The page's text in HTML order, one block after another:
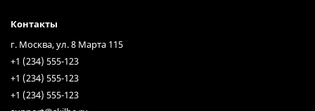
Контакты
г. Москва, ул. 8 Марта 115
+1 (234) 555-123
+1 (234) 555-123
+1 (234) 555-123